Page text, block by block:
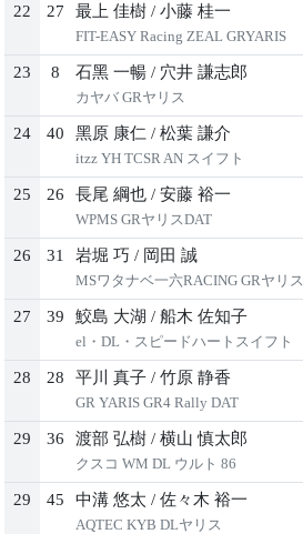
22 27 最上 佳樹 / ⼩藤 桂⼀
FIT-EASY Racing ZEAL GRYARIS
23 8 ⽯⿊ ⼀暢 / ⽳井 謙志郎
カヤバ GRヤリス
24 40 ⿊原 康仁 / 松葉 謙介
itzz YH TCSR AN スイフト
25 26 ⻑尾 綱也 / 安藤 裕⼀
WPMS GRヤリスDAT
26 31 岩堀 巧 / 岡⽥ 誠
MSワタナベ⼀六RACING GRヤリス
27 39 鮫島 ⼤湖 / 船⽊ 佐知⼦
el・DL・スピードハートスイフト
28 28 平川 真⼦ / ⽵原 静⾹
GR YARIS GR4 Rally DAT
29 36 渡部 弘樹 / 横⼭ 慎太郎
クスコ WM DL ウルト 86
29 45 中溝 悠太 / 佐々⽊ 裕⼀
AQTEC KYB DLヤリス